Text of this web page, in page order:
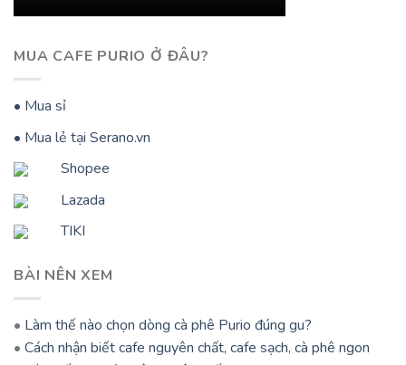
MUA CAFE PURIO Ở ĐÂU?
• Mua sỉ
• Mua lẻ tại Serano.vn
Shopee
Lazada
TIKI
BÀI NÊN XEM
• Làm thế nào chọn dòng cà phê Purio đúng gu?
• Cách nhận biết cafe nguyên chất, cafe sạch, cà phê ngon